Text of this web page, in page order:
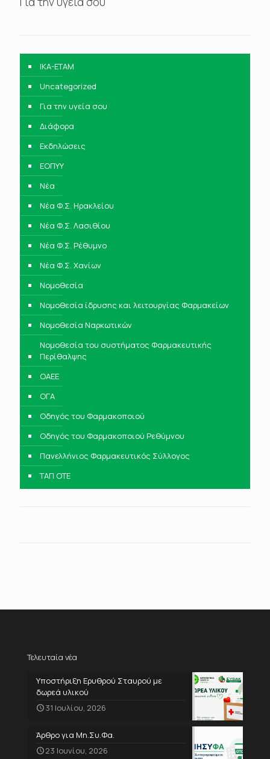
IKA-ETAM
Uncategorized
Για την υγεία σου
Διάφορα
Εκδηλώσεις
ΕΟΠΥΥ
Νέα
Νέα Φ.Σ. Ηρακλείου
Νέα Φ.Σ. Λασιθίου
Νέα Φ.Σ. Ρέθυμνο
Νέα Φ.Σ. Χανίων
Νομοθεσία
Νομοθεσία ίδρυσης και λειτουργίας Φαρμακείων
Νομοθεσία Ναρκωτικών
Νομοθεσία του συστήματος Φαρμακευτικής
Περίθαλψης
ΟΑΕΕ
ΟΓΑ
Οδηγός του Φαρμακοποιού
Οδηγός του Φαρμακοποιού Ρεθύμνου
Πανελλήνιος Φαρμακευτικός Σύλλογος
ΤΑΠ ΟΤΕ
Τελευταία νέα
Υποστήριξη Ερυθρού Σταυρού με
δωρεά υλικού
31 Ιουλίου, 2026
Άρθρο για Μη.Συ.Φα.
23 Ιουνίου, 2026